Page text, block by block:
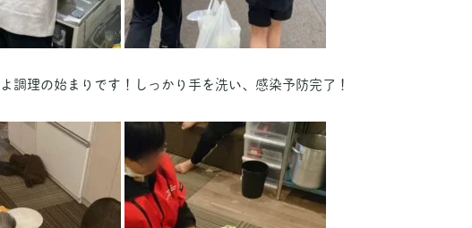
調理の始まりです！しっかり手を洗い、感染予防完了！